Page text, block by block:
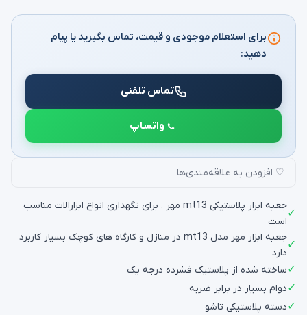
برای استعلام موجودی و قیمت، تماس بگیرید یا پیام
دهید:
تماس تلفنی
واتساپ
♡ افزودن به علاقه‌مندی‌ها
✓
جعبه ابزار پلاستیکی mt13 مهر ، برای نگهداری انواع ابزارالات مناسب
است
✓
جعبه ابزار مهر مدل mt13 در منازل و کارگاه های کوچک بسیار کاربرد
دارد
✓ساخته شده از پلاستیک فشرده درجه یک
✓دوام بسیار در برابر ضربه
✓دسته پلاستیکی تاشو